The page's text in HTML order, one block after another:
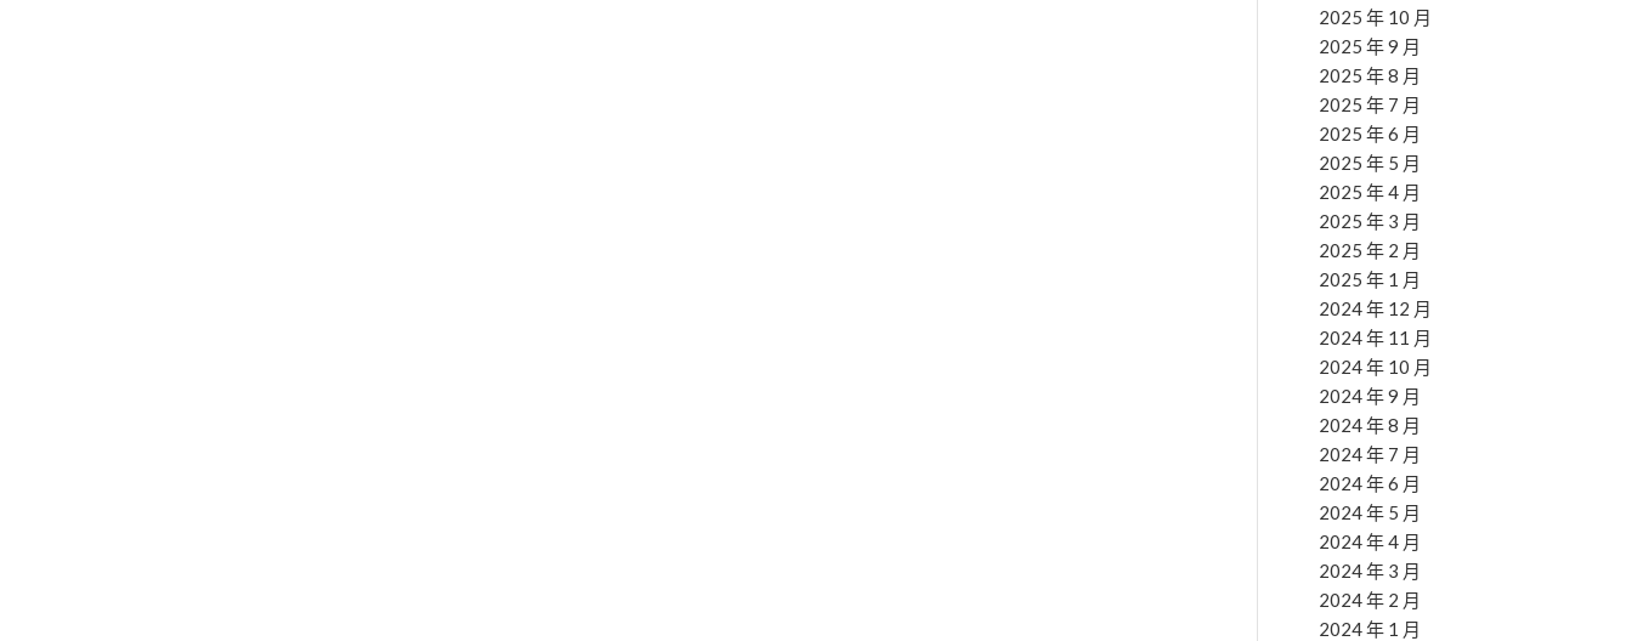
2025 年 10 月
2025 年 9 月
2025 年 8 月
2025 年 7 月
2025 年 6 月
2025 年 5 月
2025 年 4 月
2025 年 3 月
2025 年 2 月
2025 年 1 月
2024 年 12 月
2024 年 11 月
2024 年 10 月
2024 年 9 月
2024 年 8 月
2024 年 7 月
2024 年 6 月
2024 年 5 月
2024 年 4 月
2024 年 3 月
2024 年 2 月
2024 年 1 月